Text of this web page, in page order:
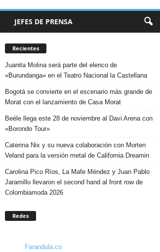
JEFES DE PRENSA
Recientes
Juanita Molina será parte del elenco de
«Burundanga» en el Teatro Nacional la Castellana
Bogotá se convierte en el escenario más grande de
Morat con el lanzamiento de Casa Morat
Beéle llega este 28 de noviembre al Davi Arena con
«Borondo Tour»
Caterina Nix y su nueva colaboración con Morten
Veland para la versión metal de California Dreamin
Carolina Pico Ríos, La Mafe Méndez y Juan Pablo
Jaramillo llevaron el second hand al front row de
Colombiamoda 2026
Redes
Farandula.co